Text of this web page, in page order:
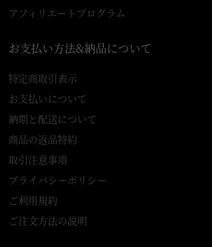
アフィリエートプログラム
お支払い方法&納品について
特定商取引表示
お支払いについて
納期と配送について
商品の返品特約
取引注意事項
プライバシーポリシー
ご利用規約
ご注文方法の説明